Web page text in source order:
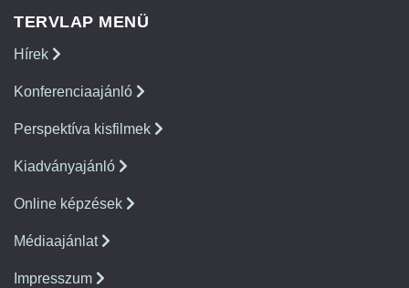
TERVLAP MENÜ
Hírek
Konferenciaajánló
Perspektíva kisfilmek
Kiadványajánló
Online képzések
Médiaajánlat
Impresszum